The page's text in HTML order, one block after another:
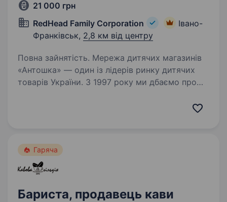
21 000 грн
RedHead Family Corporation
Івано-
Франківськ, 2,8 км від центру
Повна зайнятість. Мережа дитячих магазинів
«Антошка» — один із лідерів ринку дитячих
товарів України. З 1997 року ми дбаємо про
Гаряча
Бариста, продавець кави